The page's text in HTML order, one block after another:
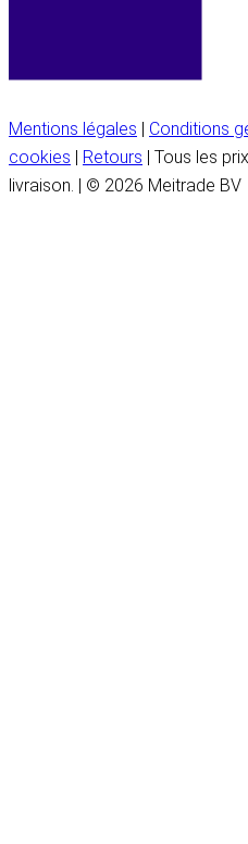
Mentions légales | Conditions
cookies | Retours | Tous les
livraison. | © 2026 Meitrade BV